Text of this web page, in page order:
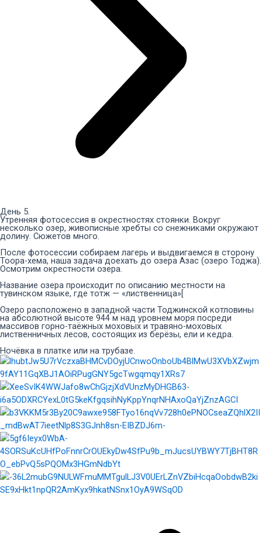
День 5.
Утренняя фотосессия в окрестностях стоянки. Вокруг
несколько озер, живописные хребты со снежниками окружают
долину. Сюжетов много.
После фотосессии собираем лагерь и выдвигаемся в сторону
Тоора-хема, наша задача доехать до озера Азас (озеро Тоджа).
Осмотрим окрестности озера.
Название озера происходит по описанию местности на
тувинском языке, где тотж — «лиственница»[
Озеро расположено в западной части Тоджинской котловины
на абсолютной высоте 944 м над уровнем моря посреди
массивов горно-таёжных моховых и травяно-моховых
лиственничных лесов, состоящих из берёзы, ели и кедра.
Ночёвка в платке или на трубазе.